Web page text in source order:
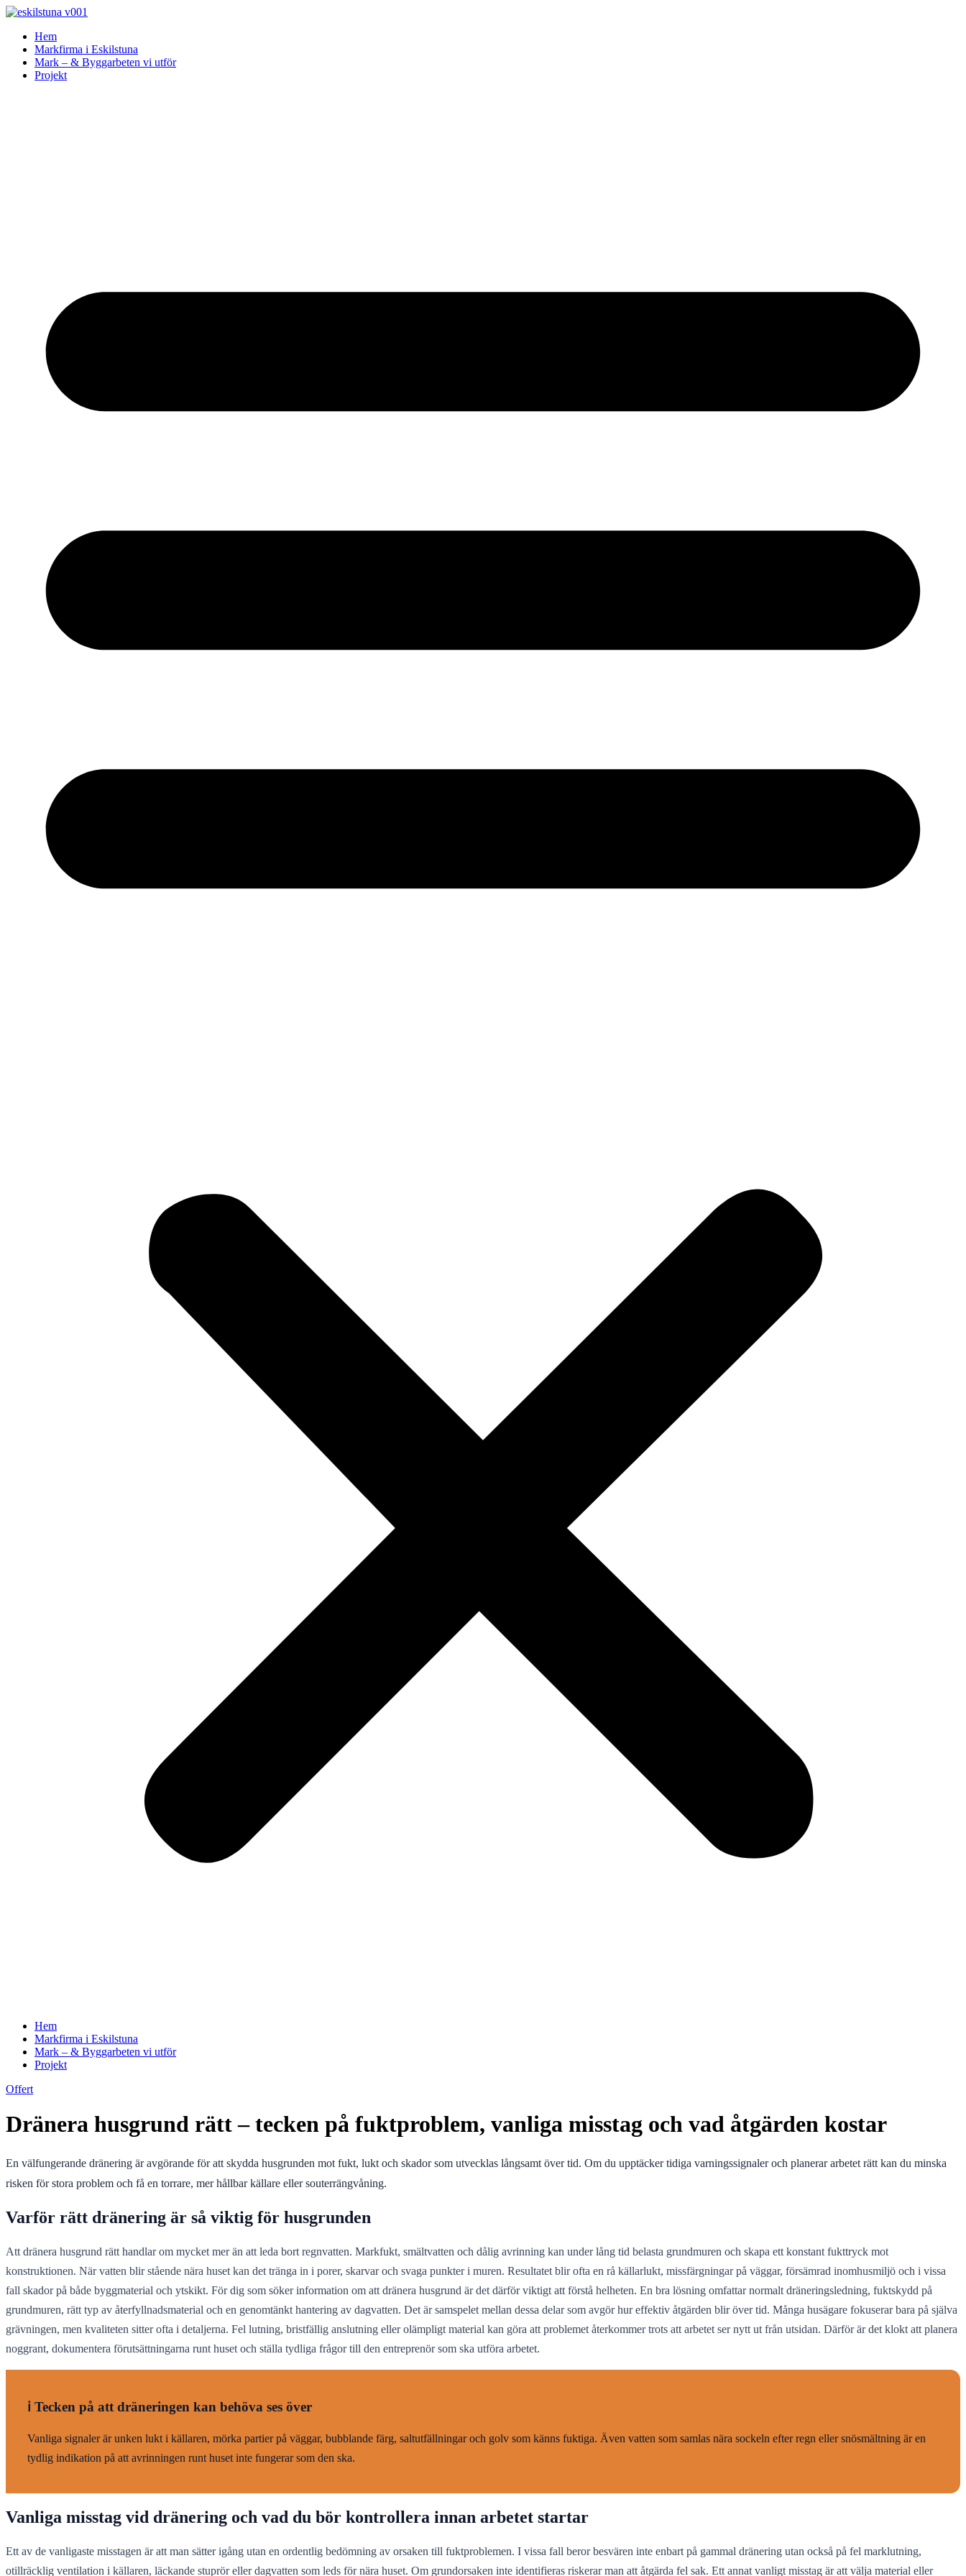
Skip
contentHem
Markfirma i Eskilstuna
Mark – & Byggarbeten vi utför
Projekt
Hem
Markfirma i Eskilstuna
Mark – & Byggarbeten vi utför
Projekt
Offert
Dränera husgrund rätt – tecken på fuktproblem, vanliga misstag och vad åtgärden kostar
En välfungerande dränering är avgörande för att skydda husgrunden mot fukt, lukt och skador som utvecklas långsamt över tid. Om du upptäcker tidiga varningssignaler och planerar arbetet rätt kan du minska
risken för stora problem och få en torrare, mer hållbar källare eller souterrängvåning.
Varför rätt dränering är så viktig för husgrunden
Att dränera husgrund rätt handlar om mycket mer än att leda bort regnvatten. Markfukt, smältvatten och dålig avrinning kan under lång tid belasta grundmuren och skapa ett konstant fukttryck mot
konstruktionen. När vatten blir stående nära huset kan det tränga in i porer, skarvar och svaga punkter i muren. Resultatet blir ofta en rå källarlukt, missfärgningar på väggar, försämrad inomhusmiljö och i vissa
fall skador på både byggmaterial och ytskikt. För dig som söker information om att dränera husgrund är det därför viktigt att förstå helheten. En bra lösning omfattar normalt dräneringsledning, fuktskydd på
grundmuren, rätt typ av återfyllnadsmaterial och en genomtänkt hantering av dagvatten. Det är samspelet mellan dessa delar som avgör hur effektiv åtgärden blir över tid. Många husägare fokuserar bara på själva
grävningen, men kvaliteten sitter ofta i detaljerna. Fel lutning, bristfällig anslutning eller olämpligt material kan göra att problemet återkommer trots att arbetet ser nytt ut från utsidan. Därför är det klokt att planera
noggrant, dokumentera förutsättningarna runt huset och ställa tydliga frågor till den entreprenör som ska utföra arbetet.
ℹ️ Tecken på att dräneringen kan behöva ses över
Vanliga signaler är unken lukt i källaren, mörka partier på väggar, bubblande färg, saltutfällningar och golv som känns fuktiga. Även vatten som samlas nära sockeln efter regn eller snösmältning är en
tydlig indikation på att avrinningen runt huset inte fungerar som den ska.
Vanliga misstag vid dränering och vad du bör kontrollera innan arbetet startar
Ett av de vanligaste misstagen är att man sätter igång utan en ordentlig bedömning av orsaken till fuktproblemen. I vissa fall beror besvären inte enbart på gammal dränering utan också på fel marklutning,
otillräcklig ventilation i källaren, läckande stuprör eller dagvatten som leds för nära huset. Om grundorsaken inte identifieras riskerar man att åtgärda fel sak. Ett annat vanligt misstag är att välja material eller